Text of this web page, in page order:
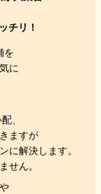
チリ！
を
に
、
ますが
に解決します。
せん。